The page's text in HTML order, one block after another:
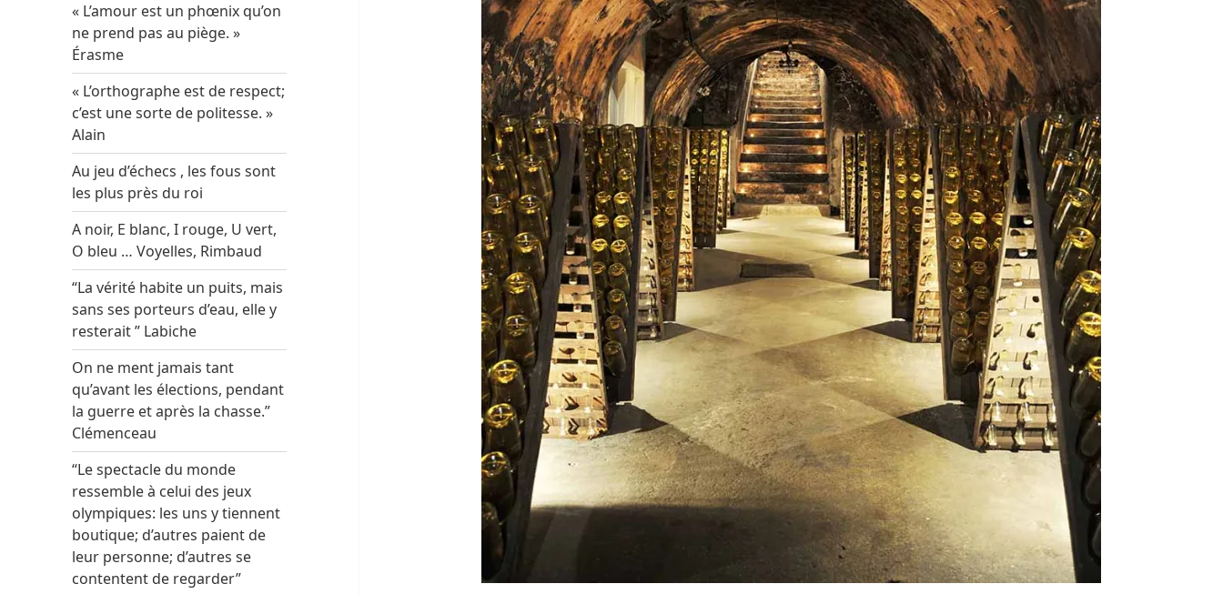
« L’amour est un phœnix qu’on
ne prend pas au piège. »
Érasme
« L’orthographe est de respect;
c’est une sorte de politesse. »
Alain
Au jeu d’échecs , les fous sont
les plus près du roi
A noir, E blanc, I rouge, U vert,
O bleu … Voyelles, Rimbaud
“La vérité habite un puits, mais
sans ses porteurs d’eau, elle y
resterait ” Labiche
On ne ment jamais tant
qu’avant les élections, pendant
la guerre et après la chasse.”
Clémenceau
“Le spectacle du monde
ressemble à celui des jeux
olympiques: les uns y tiennent
boutique; d’autres paient de
leur personne; d’autres se
contentent de regarder”